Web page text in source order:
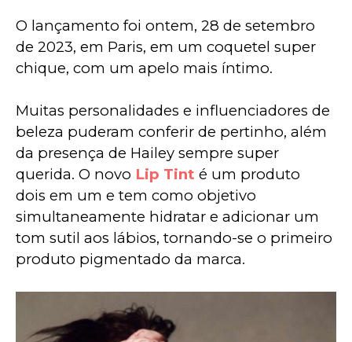
O lançamento foi ontem, 28 de setembro
de 2023, em Paris, em um coquetel super
chique, com um apelo mais íntimo.
Muitas personalidades e influenciadores de
beleza puderam conferir de pertinho, além
da presença de Hailey sempre super
querida. O novo Lip Tint é um produto
dois em um e tem como objetivo
simultaneamente hidratar e adicionar um
tom sutil aos lábios, tornando-se o primeiro
produto pigmentado da marca.